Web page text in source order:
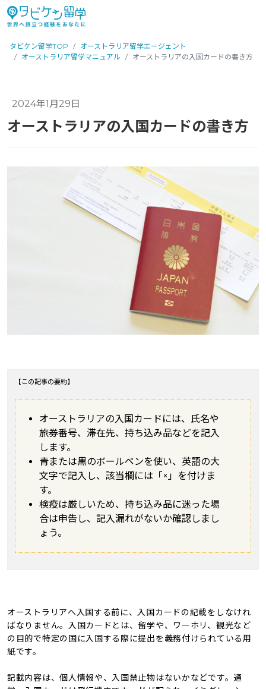
タビケン留学TOP
オーストラリア留学エージェント
オーストラリア留学マニュアル
オーストラリアの入国カードの書き方
2024年1月29日
オーストラリアの入国カードの書き方
【この記事の要約】
オーストラリアの入国カードには、氏名や
旅券番号、滞在先、持ち込み品などを記入
します。
青または黒のボールペンを使い、英語の大
文字で記入し、該当欄には「×」を付けま
す。
検疫は厳しいため、持ち込み品に迷った場
合は申告し、記入漏れがないか確認しまし
ょう。
オーストラリアへ入国する前に、入国カードの記載をしなけれ
ばなりません。入国カードとは、留学や、ワーホリ、観光など
の目的で特定の国に入国する際に提出を義務付けられている用
紙です。
記載内容は、個人情報や、入国禁止物はないかなどです。通